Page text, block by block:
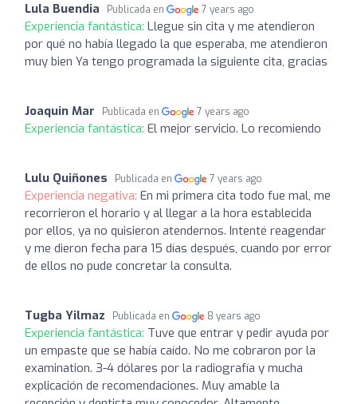
Lula Buendia Publicada en 7 years ago
Experiencia fantástica: Llegue sin cita y me atendieron
por qué no había llegado la que esperaba, me atendieron
muy bien Ya tengo programada la siguiente cita, gracias
Joaquin Mar Publicada en 7 years ago
Experiencia fantástica: El mejor servicio. Lo recomiendo
Lulu Quiñones Publicada en 7 years ago
Experiencia negativa: En mi primera cita todo fue mal, me
recorrieron el horario y al llegar a la hora establecida
por ellos, ya no quisieron atendernos. Intenté reagendar
y me dieron fecha para 15 días después, cuando por error
de ellos no pude concretar la consulta.
Tugba Yilmaz Publicada en 8 years ago
Experiencia fantástica: Tuve que entrar y pedir ayuda por
un empaste que se había caído. No me cobraron por la
examination. 3-4 dólares por la radiografía y mucha
explicación de recomendaciones. Muy amable la